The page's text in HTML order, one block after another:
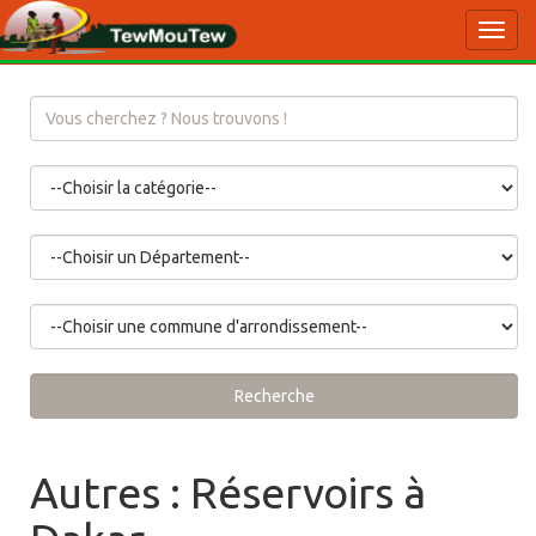
Recherche
Autres : Réservoirs à